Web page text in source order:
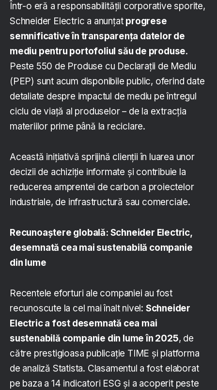
Într-o eră a responsabilității corporative sporite,
Schneider Electric a anunțat progrese
semnificative în transparența datelor de
mediu pentru portofoliul său de produse.
Peste 550 de Produse cu Declarații de Mediu
(PEP) sunt acum disponibile public, oferind date
detaliate despre impactul de mediu pe întregul
ciclu de viață al produselor – de la extracția
materiilor prime până la reciclare.
Această inițiativă sprijină clienții în luarea unor
decizii de achiziție informate și contribuie la
reducerea amprentei de carbon a proiectelor
industriale, de infrastructură sau comerciale.
Recunoaștere globală: Schneider Electric,
desemnată cea mai sustenabilă companie
din lume
Recentele eforturi ale companiei au fost
recunoscute la cel mai înalt nivel: Schneider
Electric a fost desemnată cea mai
sustenabilă companie din lume în 2025, de
către prestigioasa publicație TIME și platforma
de analiză Statista. Clasamentul a fost elaborat
pe baza a 14 indicatori ESG și a acoperit peste